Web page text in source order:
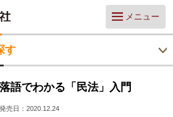
メニュー
す
落語でわかる「民法」入門
発売日
2020.12.24